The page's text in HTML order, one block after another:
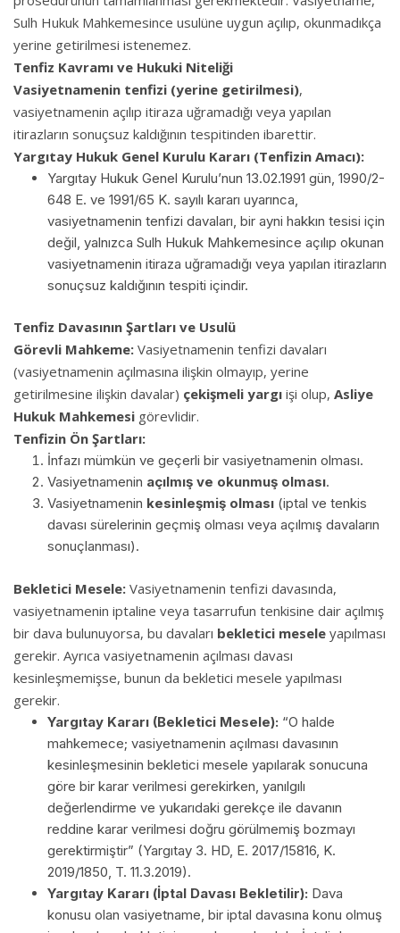
Sulh Hukuk Mahkemesince usulüne uygun açılıp, okunmadıkça
yerine getirilmesi istenemez.
Tenfiz Kavramı ve Hukuki Niteliği
Vasiyetnamenin tenfizi (yerine getirilmesi),
vasiyetnamenin açılıp itiraza uğramadığı veya yapılan
itirazların sonuçsuz kaldığının tespitinden ibarettir.
Yargıtay Hukuk Genel Kurulu Kararı (Tenfizin Amacı):
Yargıtay Hukuk Genel Kurulu’nun 13.02.1991 gün, 1990/2-
648 E. ve 1991/65 K. sayılı kararı uyarınca,
vasiyetnamenin tenfizi davaları, bir ayni hakkın tesisi için
değil, yalnızca Sulh Hukuk Mahkemesince açılıp okunan
vasiyetnamenin itiraza uğramadığı veya yapılan itirazların
sonuçsuz kaldığının tespiti içindir.
Tenfiz Davasının Şartları ve Usulü
Görevli Mahkeme: Vasiyetnamenin tenfizi davaları
(vasiyetnamenin açılmasına ilişkin olmayıp, yerine
getirilmesine ilişkin davalar) çekişmeli yargı işi olup, Asliye
Hukuk Mahkemesi görevlidir.
Tenfizin Ön Şartları:
İnfazı mümkün ve geçerli bir vasiyetnamenin olması.
Vasiyetnamenin açılmış ve okunmuş olması.
Vasiyetnamenin kesinleşmiş olması(iptal ve tenkis
davası sürelerinin geçmiş olması veya açılmış davaların
sonuçlanması).
Bekletici Mesele: Vasiyetnamenin tenfizi davasında,
vasiyetnamenin iptaline veya tasarrufun tenkisine dair açılmış
bir dava bulunuyorsa, bu davaları bekletici mesele yapılması
gerekir. Ayrıca vasiyetnamenin açılması davası
kesinleşmemişse, bunun da bekletici mesele yapılması
gerekir.
Yargıtay Kararı (Bekletici Mesele): “O halde
mahkemece; vasiyetnamenin açılması davasının
kesinleşmesinin bekletici mesele yapılarak sonucuna
göre bir karar verilmesi gerekirken, yanılgılı
değerlendirme ve yukarıdaki gerekçe ile davanın
reddine karar verilmesi doğru görülmemiş bozmayı
gerektirmiştir” (Yargıtay 3. HD, E. 2017/15816, K.
2019/1850, T. 11.3.2019).
Yargıtay Kararı (İptal Davası Bekletilir): Dava
konusu olan vasiyetname, bir iptal davasına konu olmuş